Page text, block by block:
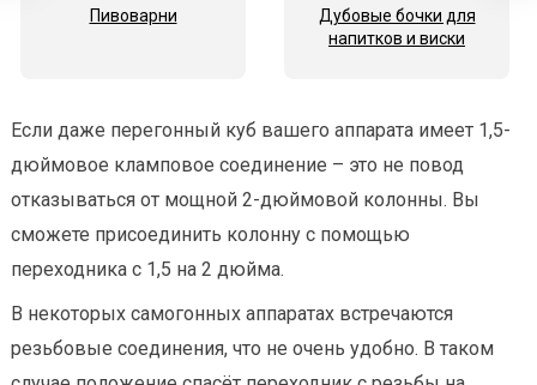
Пивоварни
Дубовые бочки для
напитков и виски
Если даже перегонный куб вашего аппарата имеет 1,5-
дюймовое кламповое соединение – это не повод
отказываться от мощной 2-дюймовой колонны. Вы
сможете присоединить колонну с помощью
переходника с 1,5 на 2 дюйма.
В некоторых самогонных аппаратах встречаются
резьбовые соединения, что не очень удобно. В таком